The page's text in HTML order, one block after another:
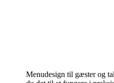
Menudesign til gæster og